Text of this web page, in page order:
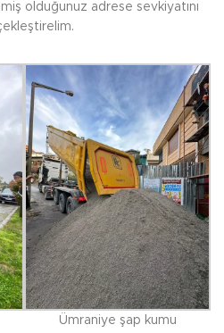
olduğunuz adrese sevkiyatını
Ümraniye şap kumu